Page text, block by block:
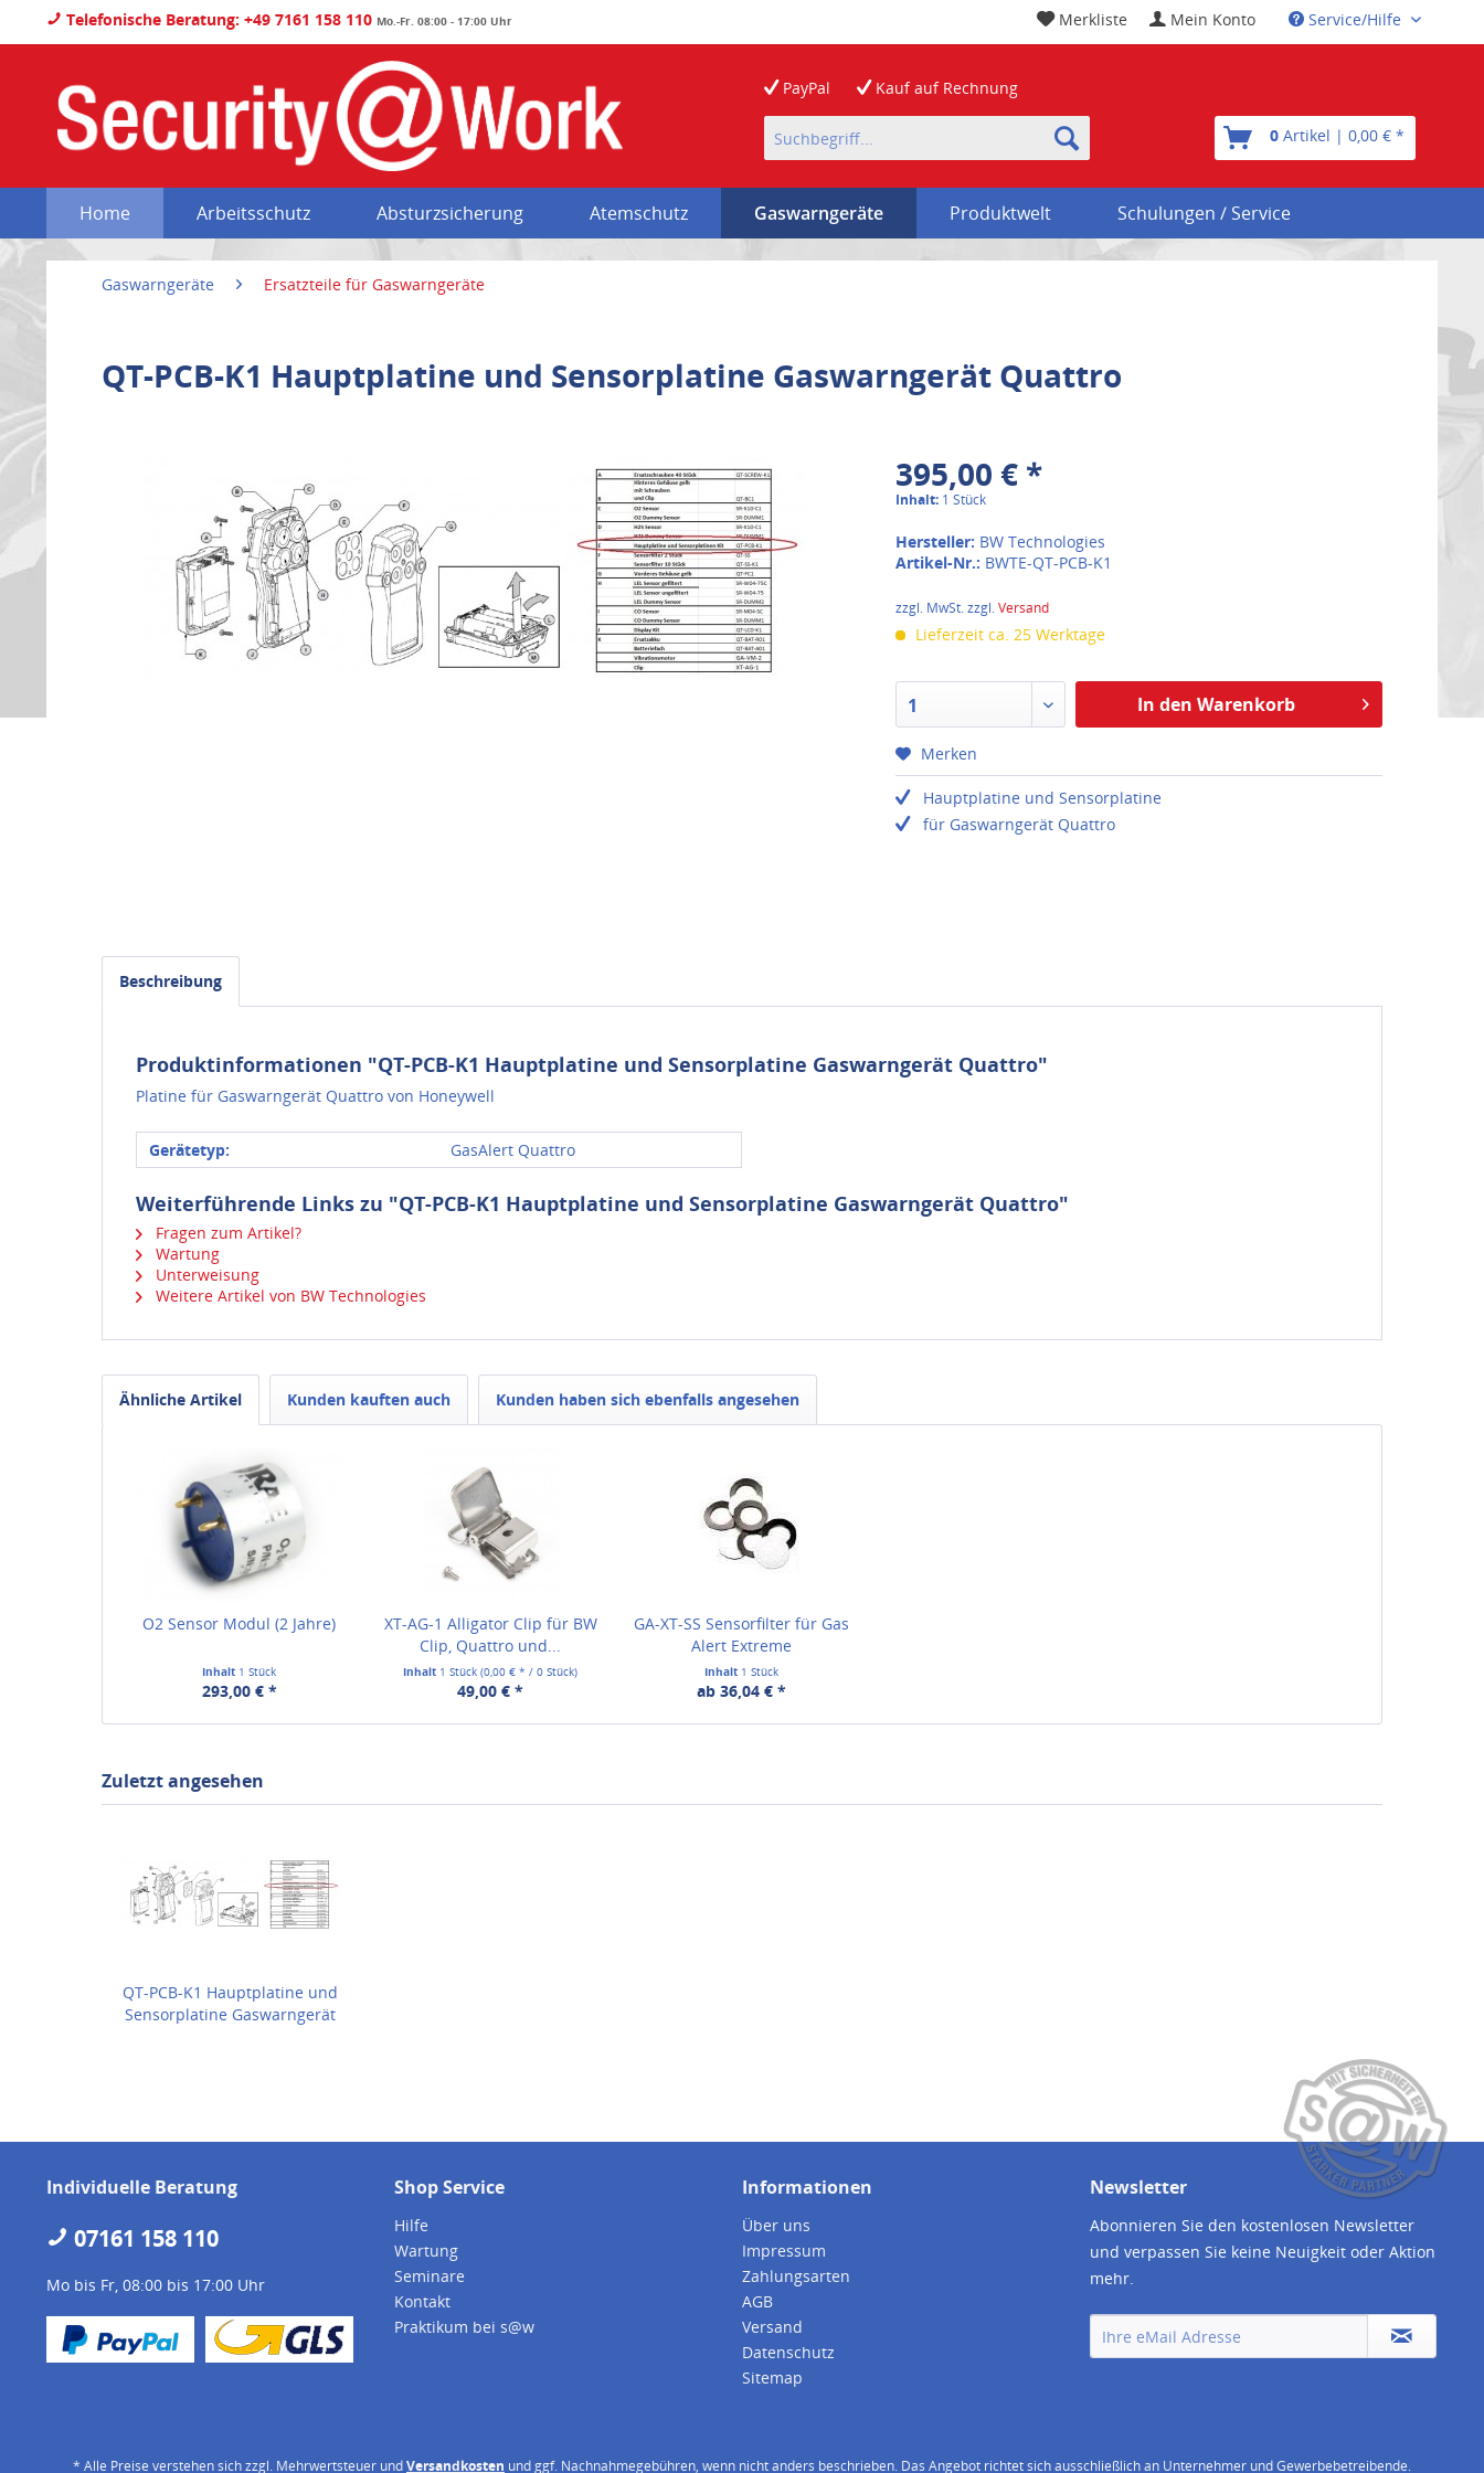
Telefonische Beratung: +49 7161 158 110 Mo.-Fr. 08:00 - 17:00 Uhr Service/Hilfe
Mein Konto
Merkliste
PayPal Kauf auf Rechnung
0 Artikel | 0,00 € *
Home Arbeitsschutz Absturzsicherung Atemschutz Gaswarngeräte Produktwelt Schulungen / Service
Gaswarngeräte Ersatzteile für Gaswarngeräte
QT-PCB-K1 Hauptplatine und Sensorplatine Gaswarngerät Quattro
395,00 € *
Inhalt: 1 Stück
Hersteller: BW Technologies
Artikel-Nr.: BWTE-QT-PCB-K1
zzgl. MwSt. zzgl.Versand
Lieferzeit ca. 25 Werktage
1 In den Warenkorb
Merken
Hauptplatine und Sensorplatine
für Gaswarngerät Quattro
Beschreibung
Produktinformationen "QT-PCB-K1 Hauptplatine und Sensorplatine Gaswarngerät Quattro"
Platine für Gaswarngerät Quattro von Honeywell
Gerätetyp: GasAlert Quattro
Weiterführende Links zu "QT-PCB-K1 Hauptplatine und Sensorplatine Gaswarngerät Quattro"
Fragen zum Artikel?
Wartung
Unterweisung
Weitere Artikel von BW Technologies
Ähnliche Artikel Kunden kauften auch Kunden haben sich ebenfalls angesehen
O2 Sensor Modul (2 Jahre)
Inhalt 1 Stück
293,00 € *
XT-AG-1 Alligator Clip für BW
Clip, Quattro und...
Inhalt 1 Stück(0,00 € * / 0 Stück)
49,00 € *
GA-XT-SS Sensorfilter für Gas
Alert Extreme
Inhalt 1 Stück
ab 36,04 € *
Zuletzt angesehen
QT-PCB-K1 Hauptplatine und
Sensorplatine Gaswarngerät
Individuelle Beratung
07161 158 110
Mo bis Fr, 08:00 bis 17:00 Uhr
Shop Service
Hilfe
Wartung
Seminare
Kontakt
Praktikum bei s@w
Informationen
Über uns
Impressum
Zahlungsarten
AGB
Versand
Datenschutz
Sitemap
Newsletter
Abonnieren Sie den kostenlosen Newsletter
und verpassen Sie keine Neuigkeit oder Aktion
mehr.
* Alle Preise verstehen sich zzgl. Mehrwertsteuer undVersandkosten und ggf. Nachnahmegebühren, wenn nicht anders beschrieben. Das Angebot richtet sich ausschließlich an Unternehmer und Gewerbebetreibende.